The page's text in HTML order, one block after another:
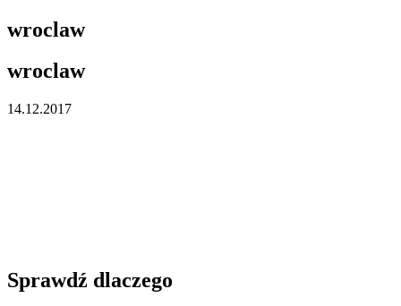
wroclaw
wroclaw
14.12.2017
Sprawdź dlaczego